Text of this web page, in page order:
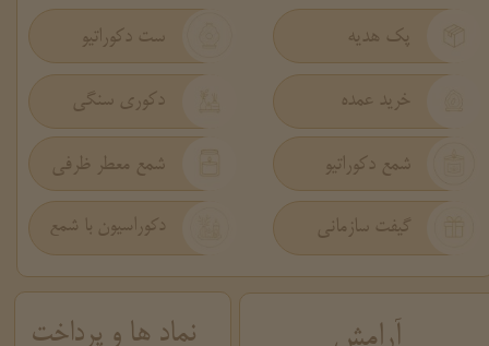
شمع معطر ظرفی
گیفت سازمانی دکوراسیون با شمع
شمع دکوراتیو
دکوری سنگی
پک هدیه ست دکوراتیو
خرید عمده
نماد ها و پرداخت